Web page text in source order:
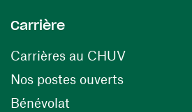
Carrière
Carrières au CHUV(ouvre une
Nos postes ouverts(ouvre une
Bénévolat